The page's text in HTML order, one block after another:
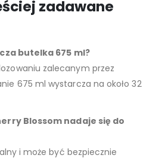
zadawane
butelka 675 ml?
zalecanym przez
675 ml wystarcza na około 32
Blossom nadaje się do
i może być bezpiecznie